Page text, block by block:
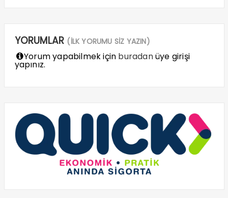
YORUMLAR (İLK YORUMU SİZ YAZIN)
Yorum yapabilmek için buradanüye girişi
yapınız.